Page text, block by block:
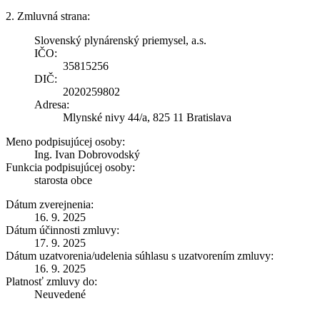
2. Zmluvná strana:
Slovenský plynárenský priemysel, a.s.
IČO:
35815256
DIČ:
2020259802
Adresa:
Mlynské nivy 44/a, 825 11 Bratislava
Meno podpisujúcej osoby:
Ing. Ivan Dobrovodský
Funkcia podpisujúcej osoby:
starosta obce
Dátum zverejnenia:
16. 9. 2025
Dátum účinnosti zmluvy:
17. 9. 2025
Dátum uzatvorenia/udelenia súhlasu s uzatvorením zmluvy:
16. 9. 2025
Platnosť zmluvy do:
Neuvedené